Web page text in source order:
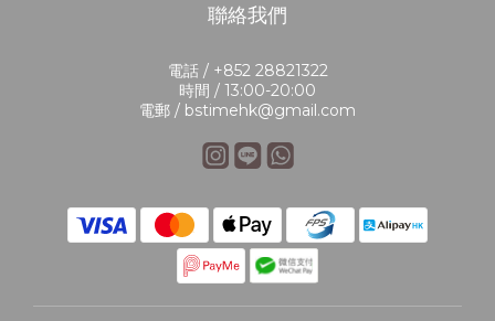
聯絡我們
電話 / +852 28821322
時間 / 13:00-20:00
電郵 / bstimehk@gmail.com